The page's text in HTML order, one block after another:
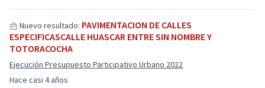
Hace casi 4 años
Nuevo resultado: PAVIMENTACION DE CALLES
ESPECIFICASCALLE HUASCAR ENTRE SIN NOMBRE Y
TOTORACOCHA
Ejecución Presupuesto Participativo Urbano 2022